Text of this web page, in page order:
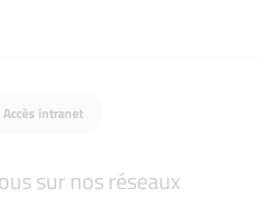
Accès intranet
sur nos réseaux